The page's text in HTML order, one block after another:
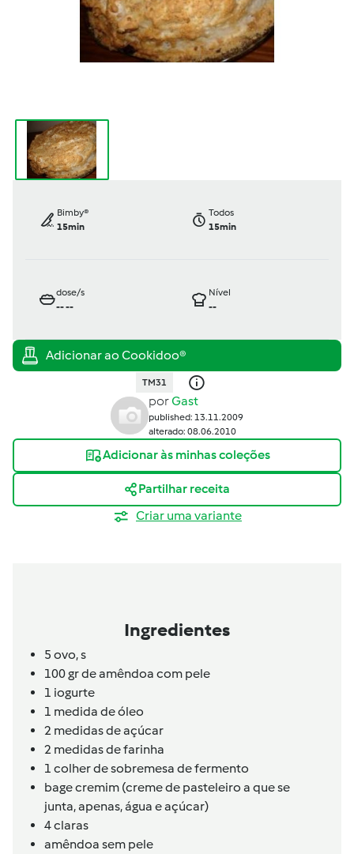
Bimby®
15min
Todos
15min
dose/s
----
Nível
--
TM31
porGast
published: 13.11.2009
alterado: 08.06.2010
Adicionar às minhas coleções
Partilhar receita
Criar uma variante
Ingredientes
5 ovo,s
100 gr de amêndoa com pele
1 iogurte
1 medida de óleo
2 medidas de açúcar
2 medidas de farinha
1 colher de sobremesa de fermento
bage cremim (creme de pasteleiro a que se
junta, apenas, água e açúcar)
4 claras
amêndoa sem pele